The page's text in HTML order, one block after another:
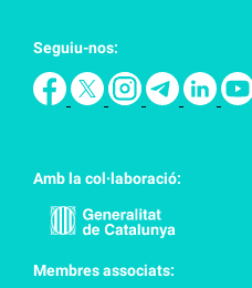
Seguiu-nos:
Amb la col·laboració:
Membres associats: